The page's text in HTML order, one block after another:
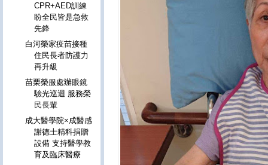
CPR+AED訓練
盼全民皆是急救
先鋒
白河榮家疫苗接種
住民長者防護力
再升級
苗栗榮服處辦眼鏡
驗光巡迴 服務榮
民長輩
成大醫學院×成醫感
謝德士精科捐贈
設備 支持醫學教
育及臨床醫療